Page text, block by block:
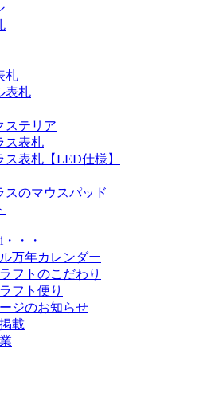
札
表札
ステリア
ス表札
表札【LED仕様】
スのマウスパッド
・・
万年カレンダー
フトのこだわり
フト便り
ジのお知らせ
載